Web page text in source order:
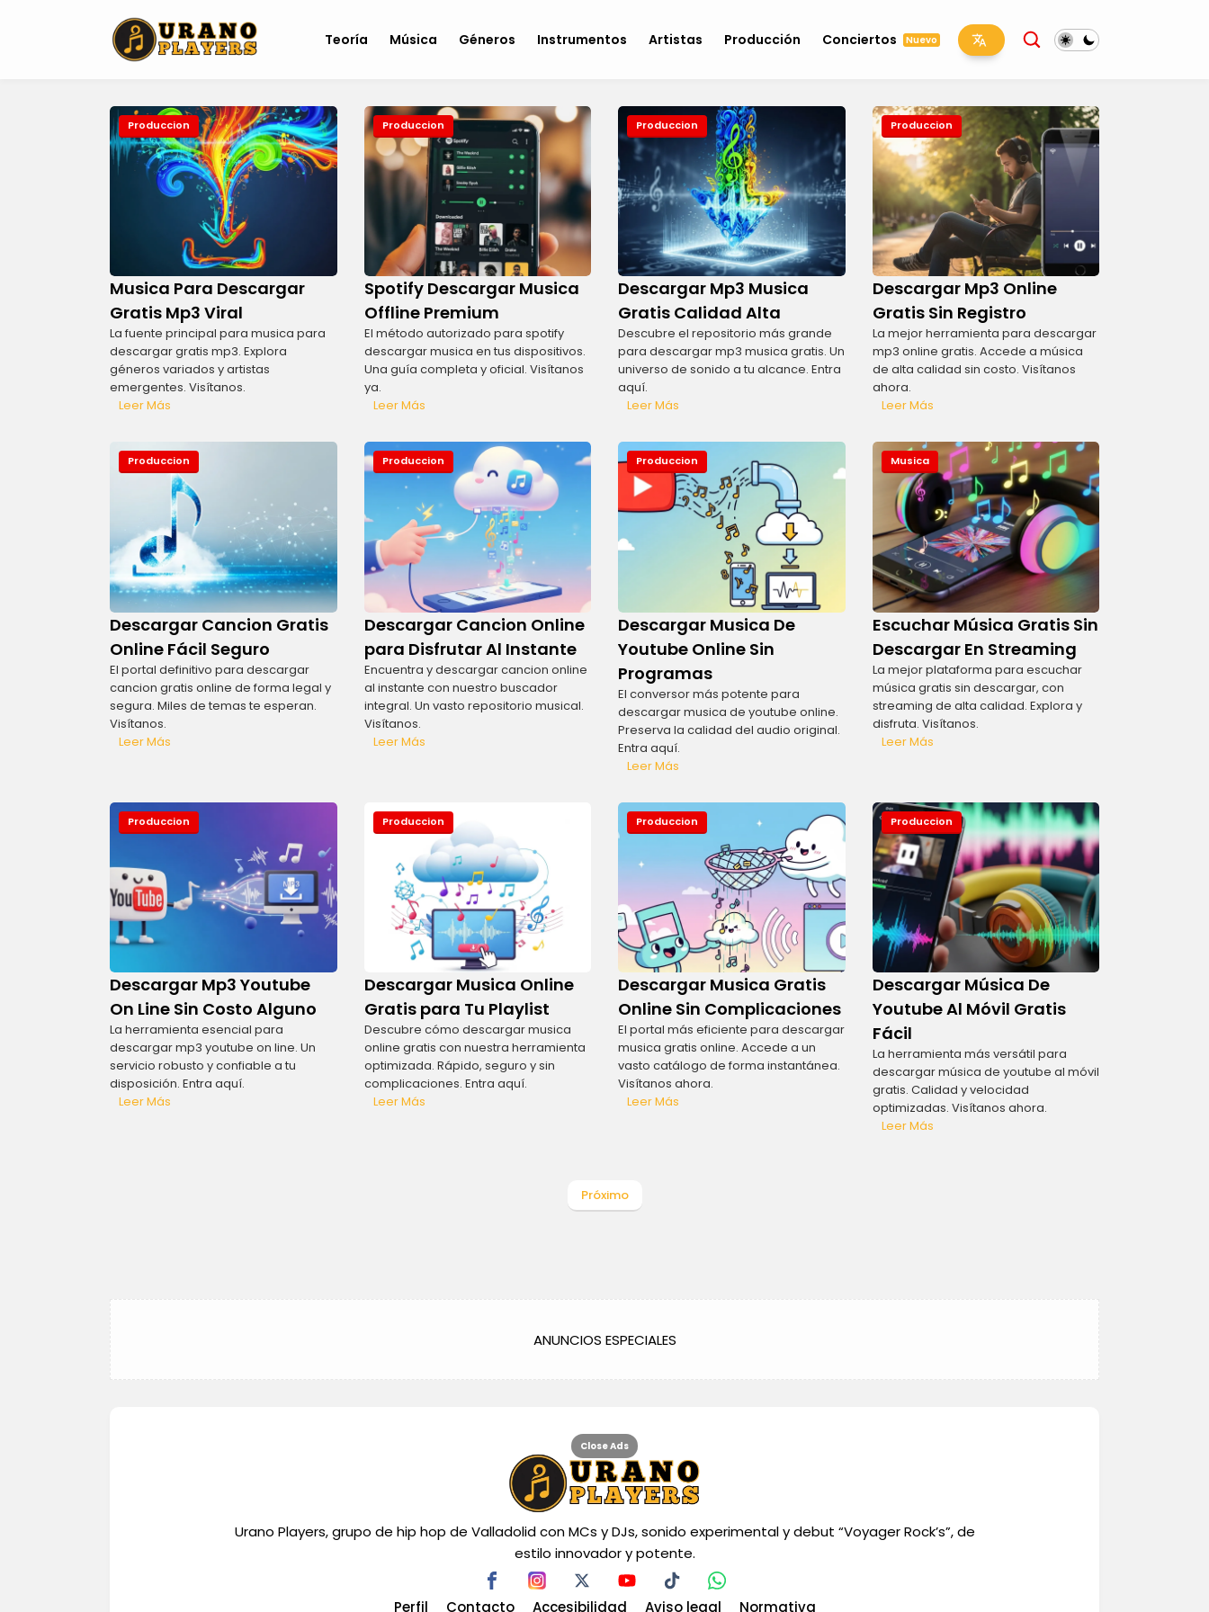
Teoría Música Géneros Instrumentos Artistas Producción Conciertos Nuevo
Produccion
Musica Para Descargar
Gratis Mp3 Viral
La fuente principal para musica para
descargar gratis mp3. Explora
géneros variados y artistas
emergentes. Visítanos.
Leer Más
Produccion
Spotify Descargar Musica
Offline Premium
El método autorizado para spotify
descargar musica en tus dispositivos.
Una guía completa y oficial. Visítanos
ya.
Leer Más
Produccion
Descargar Mp3 Musica
Gratis Calidad Alta
Descubre el repositorio más grande
para descargar mp3 musica gratis. Un
universo de sonido a tu alcance. Entra
aquí.
Leer Más
Produccion
Descargar Mp3 Online
Gratis Sin Registro
La mejor herramienta para descargar
mp3 online gratis. Accede a música
de alta calidad sin costo. Visítanos
ahora.
Leer Más
Produccion
Descargar Cancion Gratis
Online Fácil Seguro
El portal definitivo para descargar
cancion gratis online de forma legal y
segura. Miles de temas te esperan.
Visítanos.
Leer Más
Produccion
Descargar Cancion Online
para Disfrutar Al Instante
Encuentra y descargar cancion online
al instante con nuestro buscador
integral. Un vasto repositorio musical.
Visítanos.
Leer Más
Produccion
Descargar Musica De
Youtube Online Sin
Programas
El conversor más potente para
descargar musica de youtube online.
Preserva la calidad del audio original.
Entra aquí.
Leer Más
Musica
Escuchar Música Gratis Sin
Descargar En Streaming
La mejor plataforma para escuchar
música gratis sin descargar, con
streaming de alta calidad. Explora y
disfruta. Visítanos.
Leer Más
Produccion
Descargar Mp3 Youtube
On Line Sin Costo Alguno
La herramienta esencial para
descargar mp3 youtube on line. Un
servicio robusto y confiable a tu
disposición. Entra aquí.
Leer Más
Produccion
Descargar Musica Online
Gratis para Tu Playlist
Descubre cómo descargar musica
online gratis con nuestra herramienta
optimizada. Rápido, seguro y sin
complicaciones. Entra aquí.
Leer Más
Produccion
Descargar Musica Gratis
Online Sin Complicaciones
El portal más eficiente para descargar
musica gratis online. Accede a un
vasto catálogo de forma instantánea.
Visítanos ahora.
Leer Más
Produccion
Descargar Música De
Youtube Al Móvil Gratis
Fácil
La herramienta más versátil para
descargar música de youtube al móvil
gratis. Calidad y velocidad
optimizadas. Visítanos ahora.
Leer Más
Próximo
ANUNCIOS ESPECIALES
Urano Players, grupo de hip hop de Valladolid con MCs y DJs, sonido experimental y debut “Voyager Rock’s”, de
estilo innovador y potente.
Perfil Contacto Accesibilidad Aviso legal Normativa
Close Ads